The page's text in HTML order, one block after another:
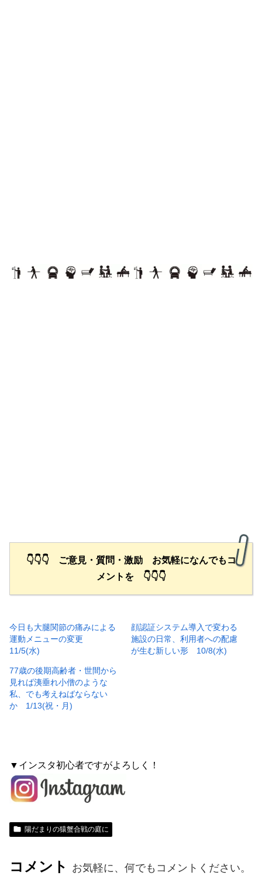
👇👇👇 ご意見・質問・激励 お気軽になんでもコ
メントを 👇👇👇
今日も大腿関節の痛みによる
運動メニューの変更
11/5(水)
顔認証システム導入で変わる
施設の日常、利用者への配慮
が生む新しい形 10/8(水)
77歳の後期高齢者・世間から
見れば洟垂れ小僧のような
私、でも考えねばならない
か 1/13(祝・月)
▼インスタ初心者ですがよろしく！
陽だまりの猿蟹合戦の庭に
コメント お気軽に、何でもコメントください。